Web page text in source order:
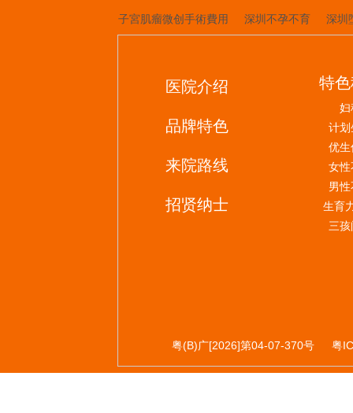
子宮肌瘤微创手術費用 深圳不孕不育 深圳
医院介绍
品牌特色
来院路线
招贤纳士
特
妇
计划
优生
女性
男
生育
三
粤(B)广[2026]第04-07-370号 粤